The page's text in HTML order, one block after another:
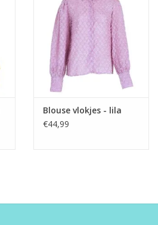
Blouse vlokjes - lila
€44,99